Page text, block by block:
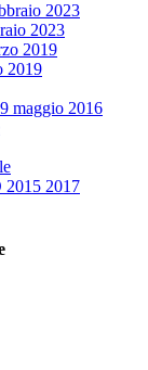
2023
2023
2019
2019
maggio 2016
2015 2017